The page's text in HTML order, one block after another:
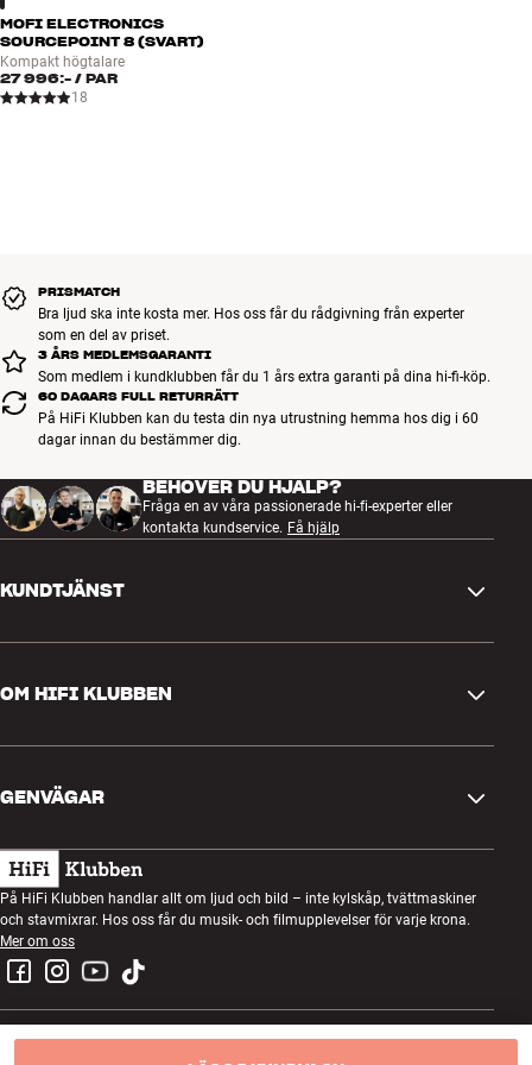
MOFI ELECTRONICS
SOURCEPOINT 8 (SVART)
Kompakt högtalare
27 996:- / PAR
18
PRISMATCH
Bra ljud ska inte kosta mer. Hos oss får du rådgivning från experter
som en del av priset.
3 ÅRS MEDLEMSGARANTI
Som medlem i kundklubben får du 1 års extra garanti på dina hi-fi-köp.
60 DAGARS FULL RETURRÄTT
På HiFi Klubben kan du testa din nya utrustning hemma hos dig i 60
dagar innan du bestämmer dig.
BEHÖVER DU HJÄLP?
Fråga en av våra passionerade hi-fi-experter eller
kontakta kundservice. Få hjälp
KUNDTJÄNST
Retur och reklamation
Ångra beställning
Köpvillkor
Integritetspolicy
OM HIFI KLUBBEN
Kundklubb
Lyssnarkväll
Tävlingar
Jobb i HiFi Klubben
GENVÄGAR
Presentkort
Bygg med ljud
Montering och installation
Retur av elavfall
På HiFi Klubben handlar allt om ljud och bild – inte kylskåp, tvättmaskiner
och stavmixrar. Hos oss får du musik- och filmupplevelser för varje krona.
Mer om oss